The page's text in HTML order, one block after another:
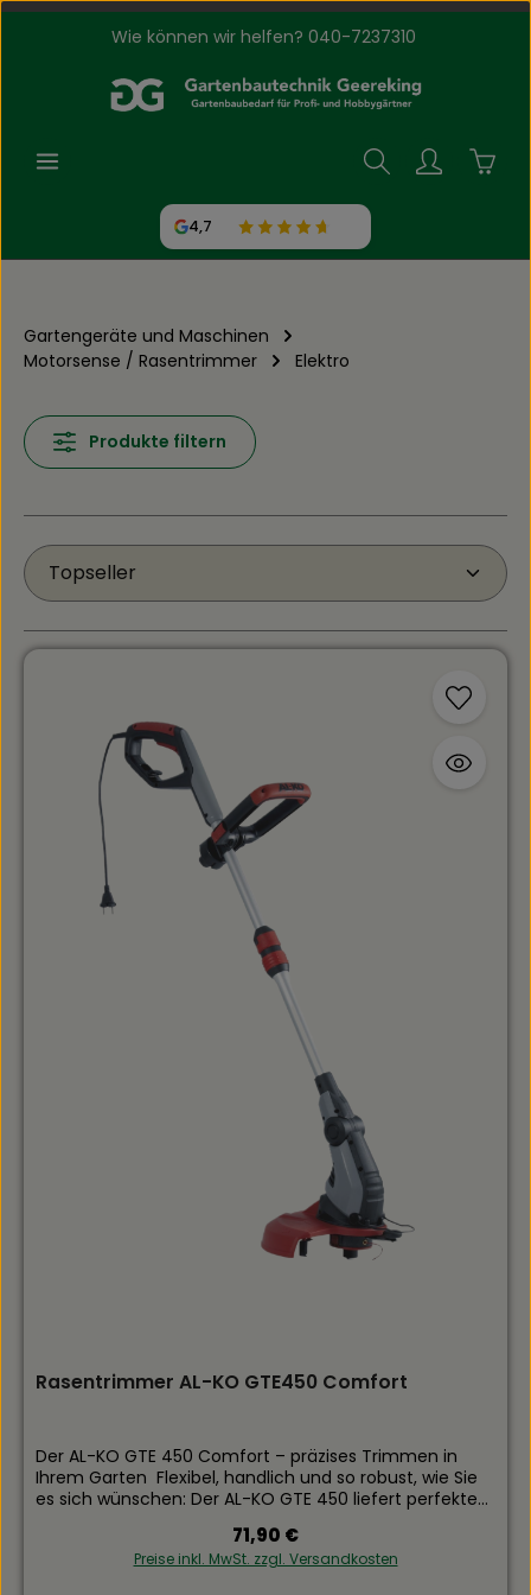
Zum Hauptinhalt springen
Wie können wir helfen? 040-7237310
4,7
Gartengeräte und Maschinen
Motorsense / Rasentrimmer
Elektro
Produkte filtern
Rasentrimmer AL-KO GTE450 Comfort
Der AL-KO GTE 450 Comfort – präzises Trimmen in
Ihrem Garten Flexibel, handlich und so robust, wie Sie
es sich wünschen: Der AL-KO GTE 450 liefert perfekte
Abgase und leise verrichtet der „mittlere" E-Trimmer
von AL-KO seinen Dienst in heimischen Gärten. Das
Regulärer Preis:
71,90 €
Preise inkl. MwSt. zzgl. Versandkosten